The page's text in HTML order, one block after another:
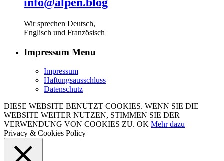
Wir sprechen Deutsch,
Englisch und Französisch
Impressum Menu
Impressum
Haftungsausschluss
Datenschutz
DIESE WEBSITE BENUTZT COOKIES. WENN SIE DIE
WEBSITE WEITER NUTZEN, STIMMEN SIE DER
VERWENDUNG VON COOKIES ZU. OK Mehr dazu
Privacy & Cookies Policy